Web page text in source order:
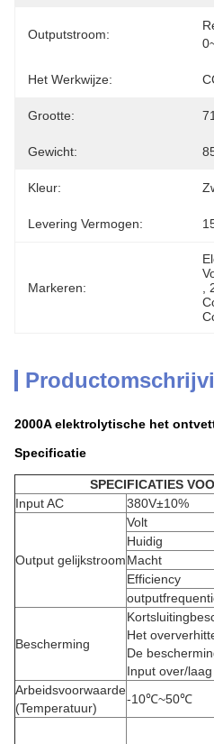
Outputstroom:
Het Werkwijze:
Grootte:
Gewicht:
Kleur:
Levering Vermogen:
Markeren:
2000A elektrolytische het
Specificatie
SPECIFICATIES
Input AC
380V±10%
Output gelijkstroom
Volt
Huidig
Macht
Efficiency
Bescherming
Het
De
Input over/
Arbeidsvoorwaarde
(Temperatuur)
-10℃~50℃